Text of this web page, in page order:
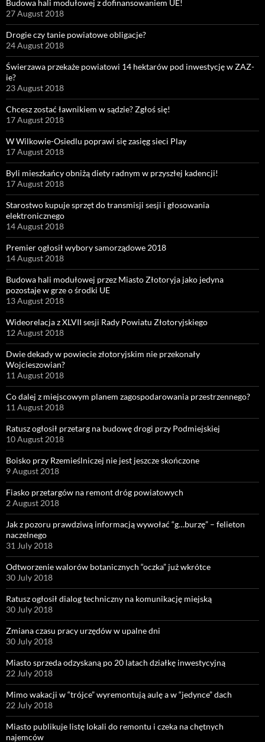
Budowa hali modułowej z dofinansowaniem UE!
27 August 2018
Drogie czy tanie powiatowe obligacje?
24 August 2018
Świerzawa przekaże powiatowi 14 hektarów pod inwestycję w ZAZ-
ie?
23 August 2018
Chcesz zostać ławnikiem w sądzie? Zgłoś się!
17 August 2018
W Wilkowie-Osiedlu poprawi się zasięg sieci Play
17 August 2018
Byli mieszkańcy obniżą diety radnym w przyszłej kadencji!
17 August 2018
Starostwo kupuje sprzęt do transmisji sesji i głosowania
elektronicznego
14 August 2018
Premier ogłosił wybory samorządowe 2018
14 August 2018
Budowa hali modułowej przez Miasto Złotoryja jako jedyna
pozostaje w grze o środki UE
13 August 2018
Wideorelacja z XLVII sesji Rady Powiatu Złotoryjskiego
12 August 2018
Dwie dekady w powiecie złotoryjskim nie przekonały
Wojcieszowian?
11 August 2018
Co dalej z miejscowym planem zagospodarowania przestrzennego?
11 August 2018
Ratusz ogłosił przetarg na budowę drogi przy Podmiejskiej
10 August 2018
Boisko przy Rzemieślniczej nie jest jeszcze skończone
9 August 2018
Fiasko przetargów na remont dróg powiatowych
2 August 2018
Jak z pozoru prawdziwą informacją wywołać “g…burzę” – felieton
naczelnego
31 July 2018
Odtworzenie walorów botanicznych “oczka” już wkrótce
30 July 2018
Ratusz ogłosił dialog techniczny na komunikację miejską
30 July 2018
Zmiana czasu pracy urzędów w upalne dni
30 July 2018
Miasto sprzeda odzyskaną po 20 latach działkę inwestycyjną
22 July 2018
Mimo wakacji w “trójce” wyremontują aulę a w “jedynce” dach
22 July 2018
Miasto publikuje listę lokali do remontu i czeka na chętnych
najemców